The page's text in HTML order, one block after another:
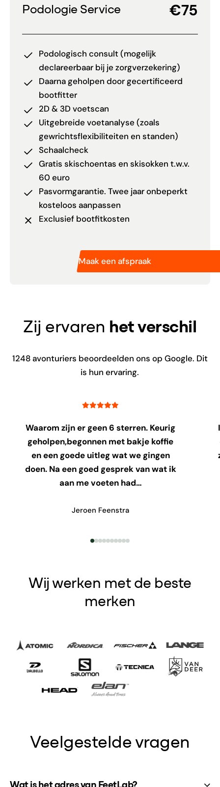
Podologie Service €75
Podologisch consult (mogelijk
declareerbaar bij je zorgverzekering)
Daarna geholpen door gecertificeerd
bootfitter
2D & 3D voetscan
Uitgebreide voetanalyse (zoals
gewrichtsflexibiliteiten en standen)
Schaalcheck
Gratis skischoentas en skisokken t.w.v.
60 euro
Pasvormgarantie. Twee jaar onbeperkt
kosteloos aanpassen
Exclusief bootfitkosten
Maak een afspraak
Zij ervaren het verschil
1248avonturiers beoordeelden ons op Google. Dit
is hun ervaring.
Waarom zijn er geen 6 sterren. Keurig
geholpen,begonnen met bakje koffie
en een goede uitleg wat we gingen
doen. Na een goed gesprek van wat ik
aan me voeten had…
Jeroen Feenstra
Wij werken met de beste
merken
Veelgestelde vragen
Wat is het adres van FeetLab?